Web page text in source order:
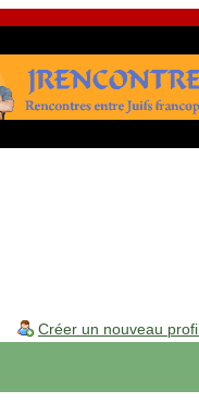
Créer un nouveau profil